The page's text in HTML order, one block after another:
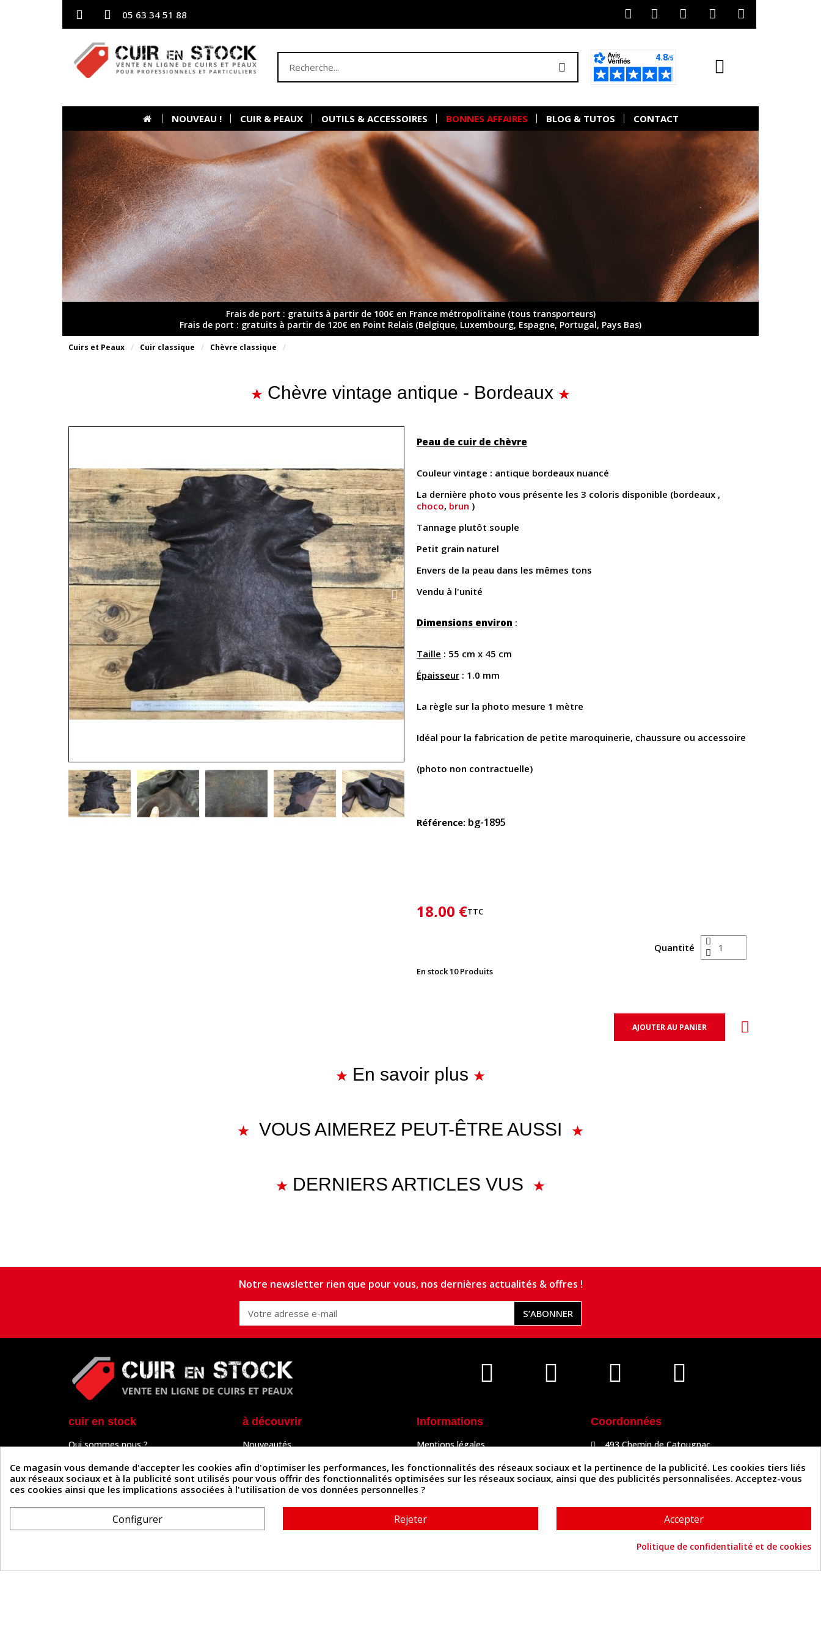
05 63 34 51 88
NOUVEAU ! CUIR & PEAUX OUTILS & ACCESSOIRES BONNES AFFAIRES BLOG & TUTOS CONTACT
Frais de port : gratuits à partir de 100€ en France métropolitaine (tous transporteurs)
Frais de port : gratuits à partir de 120€ en Point Relais (Belgique, Luxembourg, Espagne, Portugal, Pays Bas)
Cuirs et Peaux Cuir classique Chèvre classique
Chèvre vintage antique - Bordeaux
Peau de cuir de chèvre
Couleur vintage : antique bordeaux nuancé
La dernière photo vous présente les 3 coloris disponible (bordeaux ,
choco, brun )
Tannage plutôt souple
Petit grain naturel
Envers de la peau dans les mêmes tons
Vendu à l'unité
Dimensions environ :
Taille : 55 cm x 45 cm
Épaisseur : 1.0 mm
La règle sur la photo mesure 1 mètre
Idéal pour la fabrication de petite maroquinerie, chaussure ou accessoire
(photo non contractuelle)
Référence bg-1895
18,00 €TTC
Quantité
En stock10 Produits
AJOUTER AU PANIER
En savoir plus
VOUS AIMEREZ PEUT-ÊTRE AUSSI
DERNIERS ARTICLES VUS
Notre newsletter rien que pour vous, nos dernières actualités & offres !
S’ABONNER
cuir en stock
Qui sommes nous ?
Paiement sécurisé
Un problème de connexion ?
Frais de livraison
Formulaire de rétractation
à découvrir
Nouveautés
Outils & Accessoires
Tutos
Actualités
Informations
Mentions légales
Politique de confidentialité
Politique des cookies
Contactez-nous
Coordonnées
493 Chemin de Catougnac
05 63 34 51 88
contact@cuirenstock.com
Ce magasin vous demande d'accepter les cookies afin d'optimiser les performances, les fonctionnalités des réseaux sociaux et la pertinence de la publicité. Les cookies tiers liés
aux réseaux sociaux et à la publicité sont utilisés pour vous offrir des fonctionnalités optimisées sur les réseaux sociaux, ainsi que des publicités personnalisées. Acceptez-vous
ces cookies ainsi que les implications associées à l'utilisation de vos données personnelles ?
Configurer Rejeter Accepter
Politique de confidentialité et de cookies